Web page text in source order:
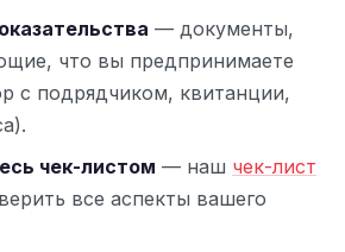
— документы,
что вы предпринимаете
с подрядчиком, квитанции,
чек-листом — наш чек-лист
все аспекты вашего